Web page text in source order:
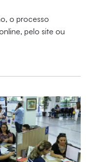
o processo
pelo site ou